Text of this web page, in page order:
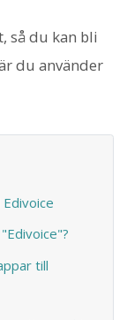
så du kan bli
du använder
till